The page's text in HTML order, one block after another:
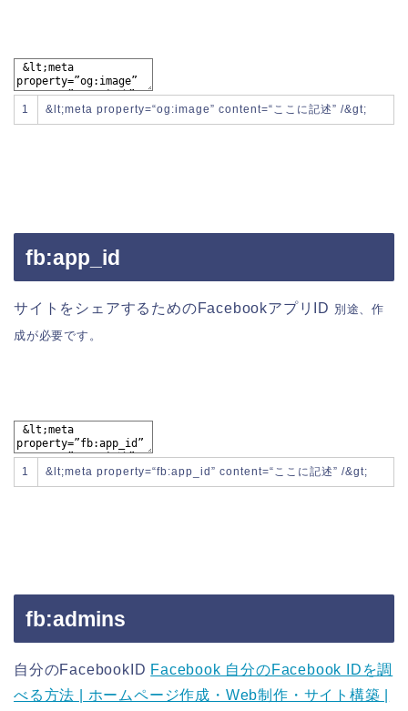
1 & lt;meta property=“og:image” content=“ここに記述” /&gt;
fb:app_id
サイトをシェアするためのFacebookアプリID 別途、作
成が必要です。
1 &lt;meta property=“fb:app_id” content=“ここに記述” /&gt;
fb:admins
自分のFacebookID Facebook 自分のFacebook IDを調
べる方法 | ホームページ作成・Web制作・サイト構築 |